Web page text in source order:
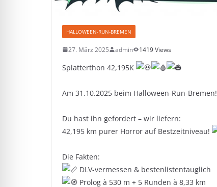
HALLOWEEN-RUN-BREMEN
27. März 2025 admin 1419 Views
Splatterthon 42,195K
Am 31.10.2025 beim Halloween-Run-Bremen!
Du hast ihn gefordert – wir liefern:
42,195 km purer Horror auf Bestzeitniveau!
Die Fakten:
DLV-vermessen & bestenlistentauglich
Prolog à 530 m + 5 Runden à 8,33 km